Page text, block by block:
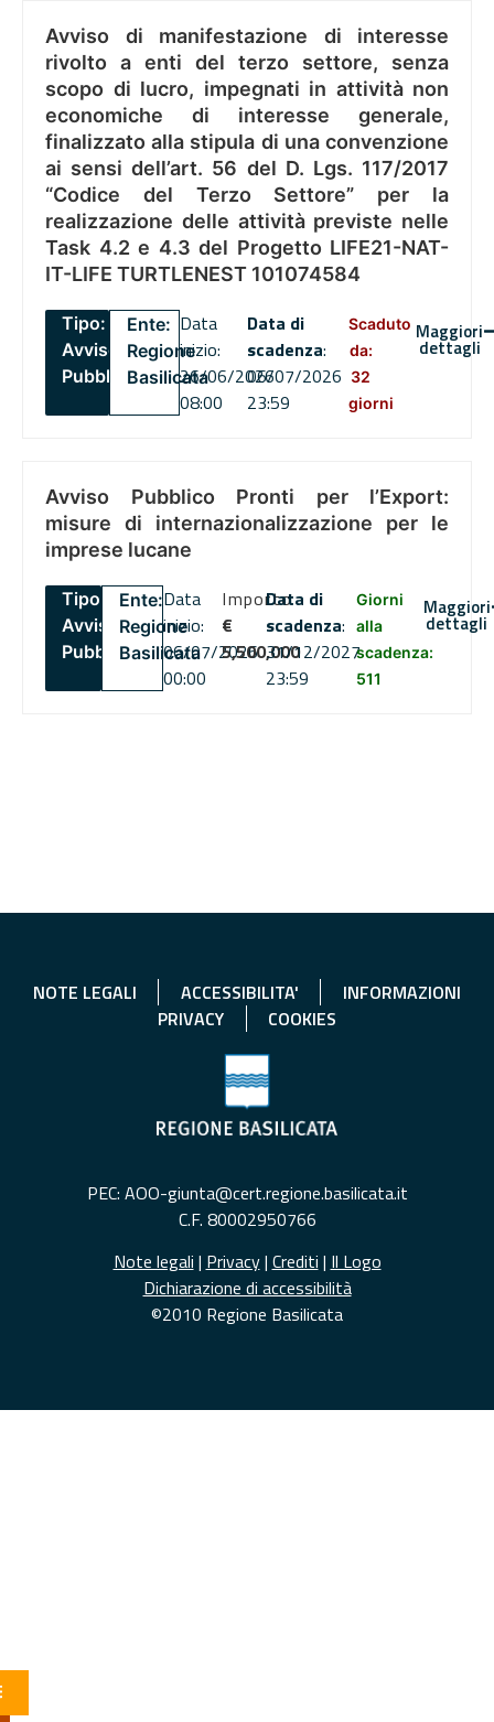
Avviso di manifestazione di interesse
rivolto a enti del terzo settore, senza
scopo di lucro, impegnati in attività non
economiche di interesse generale,
finalizzato alla stipula di una convenzione
ai sensi dell’art. 56 del D. Lgs. 117/2017
“Codice del Terzo Settore” per la
realizzazione delle attività previste nelle
Task 4.2 e 4.3 del Progetto LIFE21-NAT-
IT-LIFE TURTLENEST 101074584
Tipo:
Avviso
Pubblico
Ente:
Regione
Basilicata
Data
inizio:
26/06/2026
08:00
Data di
scadenza:
06/07/2026
23:59
Scaduto
da:
32
giorni
Maggiori
dettagli
Avviso Pubblico Pronti per l’Export:
misure di internazionalizzazione per le
imprese lucane
Tipo:
Avviso
Pubblico
Ente:
Regione
Basilicata
Data
inizio:
06/07/2026
00:00
Importo
€
5,500,000
Data di
scadenza:
31/12/2027
23:59
Giorni
alla
scadenza:
511
Maggiori
dettagli
NOTE LEGALI ACCESSIBILITA'
INFORMAZIONI
PRIVACY
COOKIES
PEC: AOO-giunta@cert.regione.basilicata.it
C.F. 80002950766
Note legali | Privacy| Crediti | Il Logo
Dichiarazione di accessibilità
©2010 Regione Basilicata